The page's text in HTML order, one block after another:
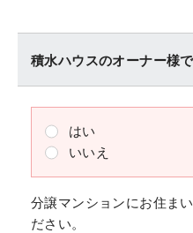
積水ハウスのオーナー様
はい
いいえ
分譲マンションにお住ま
ださい。